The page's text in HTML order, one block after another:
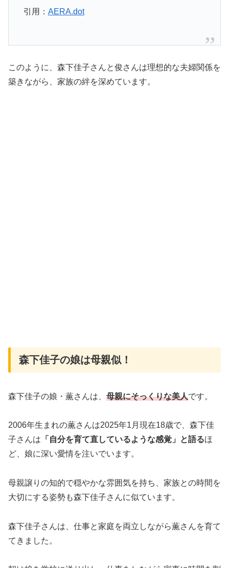
引用： AERA.dot
このように、森下佳子さんと俊さんは理想的な夫婦関係を
築きながら、家族の絆を深めています。
森下佳子の娘は母親似！
森下佳子の娘・薫さんは、 母親にそっくりな美人です。
2006年生まれの薫さんは2025年1月現在18歳で、森下佳
子さんは 「自分を育て直しているような感覚」と語るほ
ど、娘に深い愛情を注いでいます。
母親譲りの知的で穏やかな雰囲気を持ち、家族との時間を
大切にする姿勢も森下佳子さんに似ています。
森下佳子さんは、仕事と家庭を両立しながら薫さんを育て
てきました。